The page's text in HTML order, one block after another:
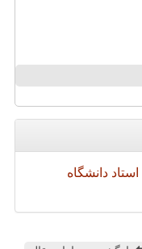
استاد دانشگاه